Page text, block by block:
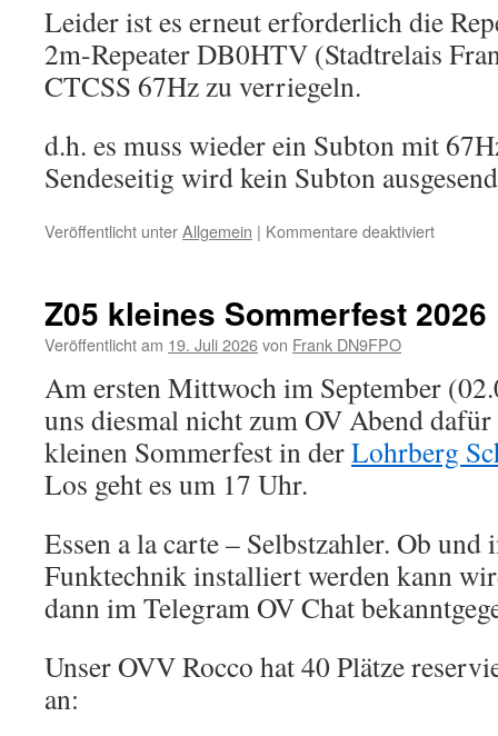
Leider ist es erneut erforderlich die
2m-Repeater DB0HTV (Stadtrelais
CTCSS 67Hz zu verriegeln.
d.h. es muss wieder ein Subton mit
Sendeseitig wird kein Subton
Veröffentlicht unterAllgemein | Kommentare deaktiviertfür
67Hz
Z05 kleines Sommerfest 2026
Veröffentlicht am 19. Juli 2026von Frank DN9FPO
Am ersten Mittwoch im September
uns diesmal nicht zum OV Abend dafür
kleinen Sommerfest in derLohrberg
Los geht es um 17 Uhr.
Essen a la carte – Selbstzahler. Ob
Funktechnik installiert werden kann
dann im Telegram OV Chat
Unser OVV Rocco hat 40 Plätze
an: